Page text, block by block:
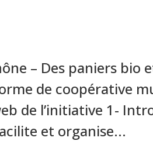
– Des paniers bio
de coopérative
de l’initiative 1-
et organise...